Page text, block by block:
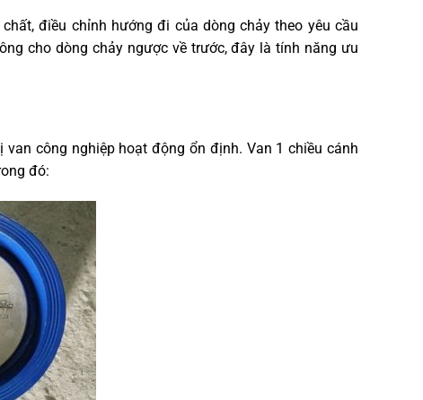
điều chỉnh hướng đi của dòng chảy theo yêu cầu
cho dòng chảy ngược về trước, đây là tính năng ưu
công nghiệp hoạt động ổn định. Van 1 chiều cánh
đó: